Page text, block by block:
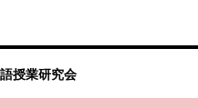
授業研究会